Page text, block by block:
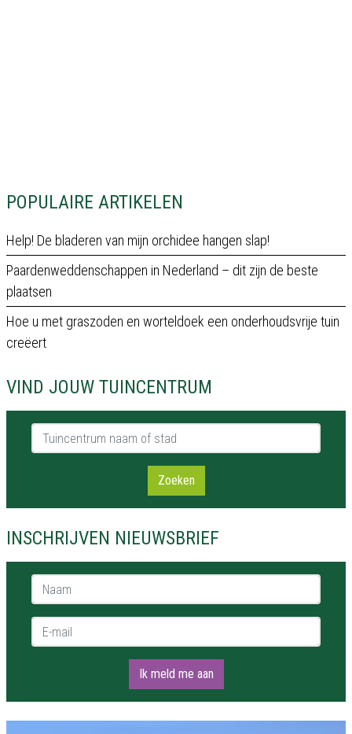
POPULAIRE ARTIKELEN
Help! De bladeren van mijn orchidee hangen slap!
Paardenweddenschappen in Nederland – dit zijn de beste
plaatsen
Hoe u met graszoden en worteldoek een onderhoudsvrije tuin
creëert
VIND JOUW TUINCENTRUM
Tuincentrum naam of stad
Zoeken
INSCHRIJVEN NIEUWSBRIEF
Naam *
E-mail *
Ik meld me aan